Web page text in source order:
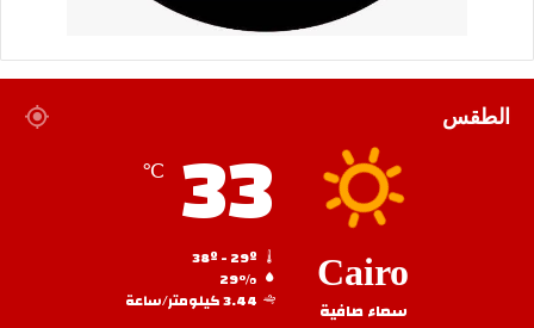
الطقس
Cairo
سماء صافية
33
℃
29%
3.44 كيلومتر/ساعة